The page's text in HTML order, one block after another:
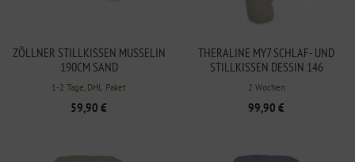
ZÖLLNER STILLKISSEN MUSSELIN
190CM SAND
1-2 Tage, DHL Paket
59,90 €
THERALINE MY7 SCHLAF- UND
STILLKISSEN DESSIN 146
LEHMGRAU BAMBOO
COLLECTION
2 Wochen
99,90 €